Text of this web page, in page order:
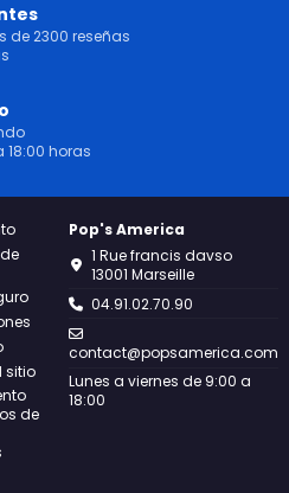
de 2300 reseñas
18:00 horas
sitio
de
Pop's America
1 Rue francis davso
13001 Marseille
04.91.02.70.90
contact@popsamerica.com
Lunes a viernes de 9:00 a
18:00